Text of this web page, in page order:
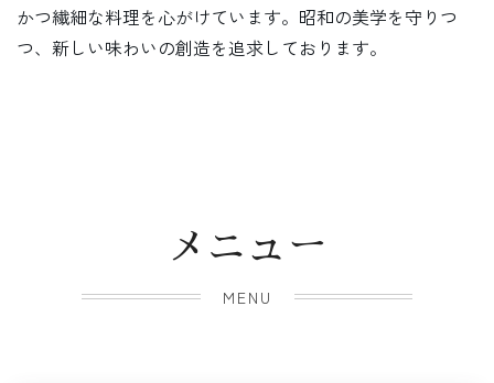
かつ繊細な料理を心がけています。昭和の美学を守りつ
つ、新しい味わいの創造を追求しております。
メニュー
MENU